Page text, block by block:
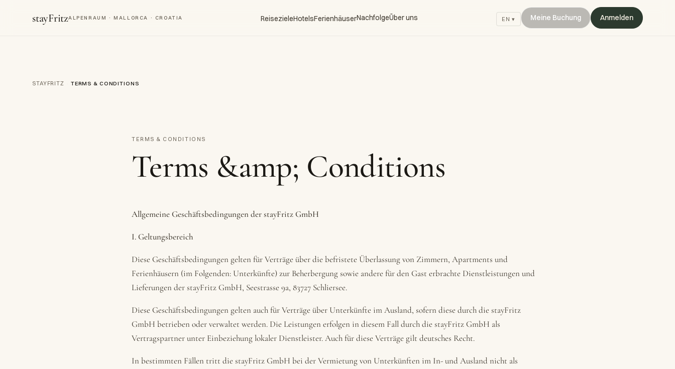
stayFritzALPENRAUM · MALLORCA · CROATIA ReisezieleHotelsFerienhäuserNachfolgeÜber uns EN ▾ Meine Buchung Anmelden
STAYFRITZ TERMS & CONDITIONS
TERMS & CONDITIONS
Terms &amp; Conditions
Allgemeine Geschäftsbedingungen der stayFritz GmbH
I. Geltungsbereich
Diese Geschäftsbedingungen gelten für Verträge über die befristete Überlassung von Zimmern, Apartments und
Ferienhäusern (im Folgenden: Unterkünfte) zur Beherbergung sowie andere für den Gast erbrachte Dienstleistungen und
Lieferungen der stayFritz GmbH, Seestrasse 9a, 83727 Schliersee.
Diese Geschäftsbedingungen gelten auch für Verträge über Unterkünfte im Ausland, sofern diese durch die stayFritz
GmbH betrieben oder verwaltet werden. Die Leistungen erfolgen in diesem Fall durch die stayFritz GmbH als
Vertragspartner unter Einbeziehung lokaler Dienstleister. Auch für diese Verträge gilt deutsches Recht.
In bestimmten Fällen tritt die stayFritz GmbH bei der Vermietung von Unterkünften im In- und Ausland nicht als